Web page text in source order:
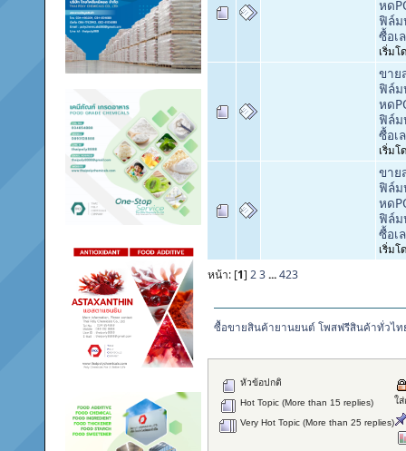
หด
ฟิล์ม
ซื้อเ
เริ่ม
ขาย
ฟิล์ม
หด
ฟิล์ม
ซื้อเ
เริ่ม
ขาย
ฟิล์ม
หด
ฟิล์ม
ซื้อเ
เริ่ม
หน้า: [1] 23...423
ซื้อขายสินค้ายานยนต์ โพสฟรีสินค้าทั่วไท
หัวข้อปกติ
Hot Topic (More than 15 replies)
Very Hot Topic (More than 25 replies)
ใ